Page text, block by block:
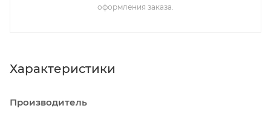
оформления заказа.
Характеристики
Производитель